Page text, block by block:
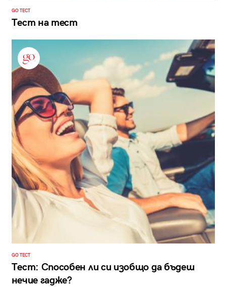
GO ТЕСТ
Тест на тест
GO ТЕСТ
Тест: Способен ли си изобщо да бъдеш
нечие гадже?